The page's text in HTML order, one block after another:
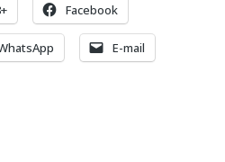
Facebook
E-mail